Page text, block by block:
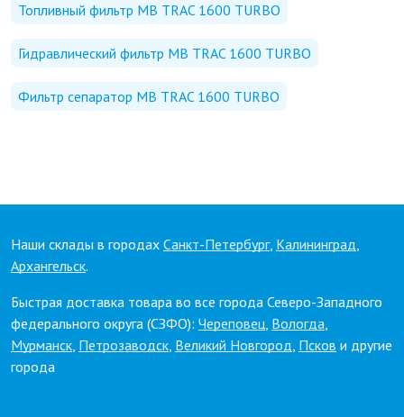
Топливный фильтр MB TRAC 1600 TURBO
Гидравлический фильтр MB TRAC 1600 TURBO
Фильтр сепаратор MB TRAC 1600 TURBO
Наши склады в городах Санкт-Петербург, Калининград,
Архангельск.
Быстрая доставка товара во все города Северо-Западного
федерального округа (СЗФО): Череповец, Вологда,
Мурманск, Петрозаводск, Великий Новгород, Псков и другие
города